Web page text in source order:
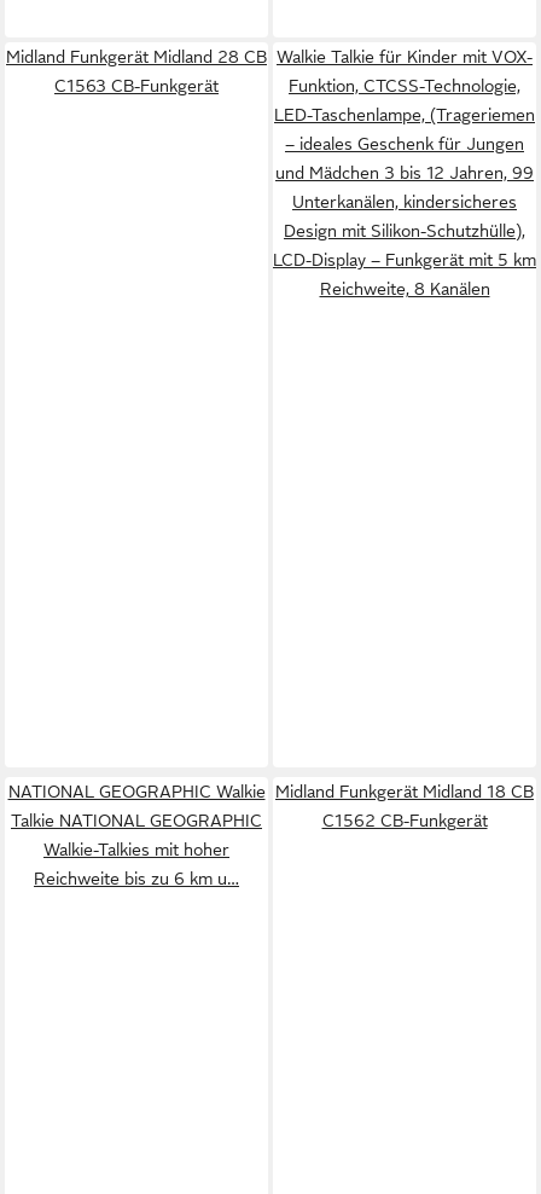
Midland Funkgerät Midland 28 CB
C1563 CB-Funkgerät
Walkie Talkie für Kinder mit VOX-
Funktion, CTCSS-Technologie,
LED-Taschenlampe, (Trageriemen
– ideales Geschenk für Jungen
und Mädchen 3 bis 12 Jahren, 99
Unterkanälen, kindersicheres
Design mit Silikon-Schutzhülle),
LCD-Display – Funkgerät mit 5 km
Reichweite, 8 Kanälen
NATIONAL GEOGRAPHIC Walkie
Talkie NATIONAL GEOGRAPHIC
Walkie-Talkies mit hoher
Reichweite bis zu 6 km u…
Midland Funkgerät Midland 18 CB
C1562 CB-Funkgerät